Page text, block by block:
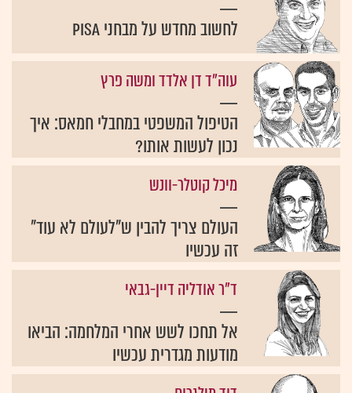
לחשוב מחדש על מבחני PISA
עוה"ד דן אלדד ומשה פרץ
הטיפול המשפטי במחבלי חמאס: איך
נכון לעשות אותו?
מיכל קוטלר-וונש
העולם צריך להבין ש"לעולם לא עוד"
זה עכשיו
ד"ר אודליה דיין-גבאי
אל תחכו לשש אחרי המלחמה: הביאו
מודעות מגדרית עכשיו